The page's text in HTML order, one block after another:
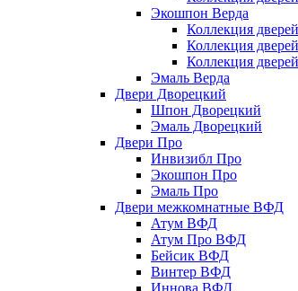
Экошпон Верда
Коллекция
Коллекция
Коллекция
Эмаль Верда
Двери Дворецкий
Шпон Дворецкий
Эмаль Дворецкий
Двери Про
Инвизибл Про
Экошпон Про
Эмаль Про
Двери межкомнатные ВФД
Атум ВФД
Атум Про ВФД
Бейсик ВФД
Винтер ВФД
Иннова ВФД